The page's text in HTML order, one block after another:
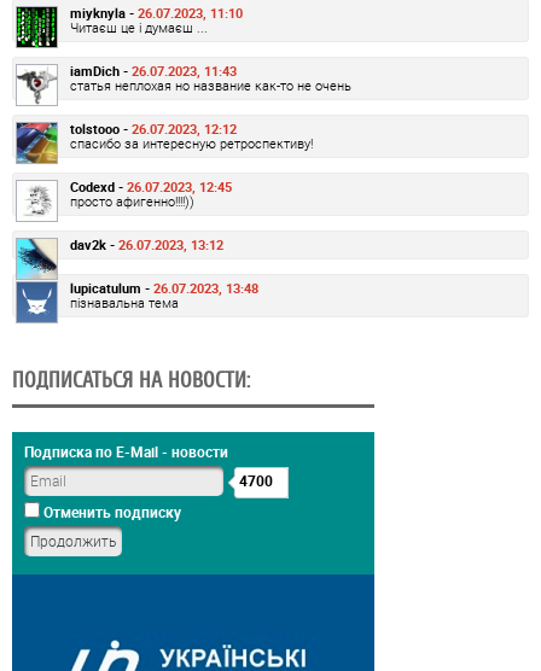
miyknyla - 26.07.2023, 11:10
Читаєш це і думаєш ...
iamDich - 26.07.2023, 11:43
статья неплохая но название как-то не очень
tolstooo - 26.07.2023, 12:12
спасибо за интересную ретроспективу!
Codexd - 26.07.2023, 12:45
просто афигенно!!!!))
dav2k - 26.07.2023, 13:12
lupicatulum - 26.07.2023, 13:48
пізнавальна тема
ПОДПИСАТЬСЯ НА НОВОСТИ:
Подписка по E-Mail - новости
4700
Отменить подписку